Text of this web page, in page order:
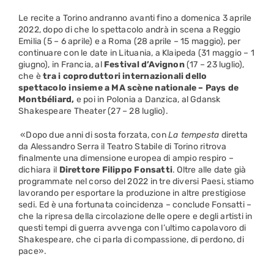
Le recite a Torino andranno avanti fino a domenica 3 aprile
2022, dopo di che lo spettacolo andrà in scena a Reggio
Emilia (5 – 6 aprile) e a Roma (28 aprile – 15 maggio), per
continuare con le date in Lituania, a Klaipeda (31 maggio – 1
giugno), in Francia, al Festival d’Avignon(17 – 23 luglio),
che ètra i coproduttori internazionali dello
spettacolo insieme a MA scène nationale – Pays de
Montbéliard, e poi in Polonia a Danzica, al Gdansk
Shakespeare Theater (27 – 28 luglio).
«Dopo due anni di sosta forzata, conLa tempesta diretta
da Alessandro Serra il Teatro Stabile di Torino ritrova
finalmente una dimensione europea di ampio respiro –
dichiara il Direttore Filippo Fonsatti. Oltre alle date già
programmate nel corso del 2022 in tre diversi Paesi, stiamo
lavorando per esportare la produzione in altre prestigiose
sedi. Ed è una fortunata coincidenza – conclude Fonsatti –
che la ripresa della circolazione delle opere e degli artisti in
questi tempi di guerra avvenga con l’ultimo capolavoro di
Shakespeare, che ci parla di compassione, di perdono, di
pace».